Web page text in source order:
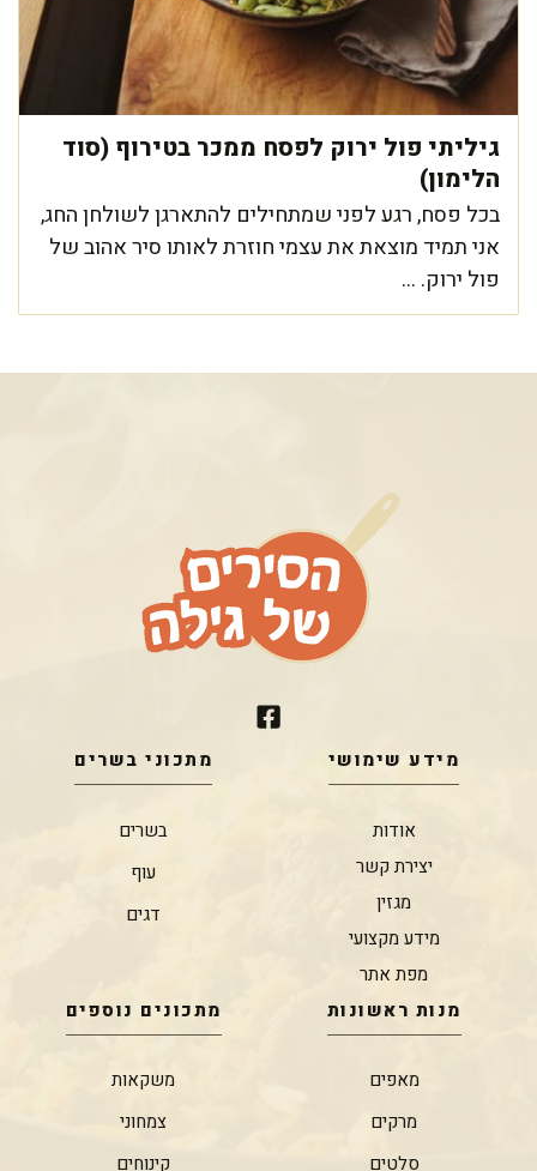
גיליתי פול ירוק לפסח ממכר בטירוף (סוד
הלימון)
בכל פסח, רגע לפני שמתחילים להתארגן לשולחן החג,
אני תמיד מוצאת את עצמי חוזרת לאותו סיר אהוב של
פול ירוק. ...
מידע שימושי
אודות
יצירת קשר
מגזין
מידע מקצועי
מפת אתר
מתכוני בשרים
בשרים
עוף
דגים
מנות ראשונות
מאפים
מרקים
סלטים
מתכונים נוספים
משקאות
צמחוני
קינוחים